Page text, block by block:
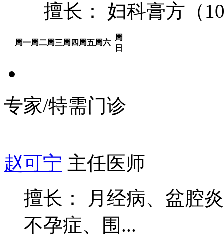
擅长： 妇科膏方（
周一周二周三周四 周五周六
周
日
专家/特需门诊
赵可宁 主任医师
擅长： 月经病、盆腔
不孕症、围...